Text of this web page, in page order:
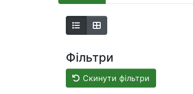
Фільтри
Скинути фільтри